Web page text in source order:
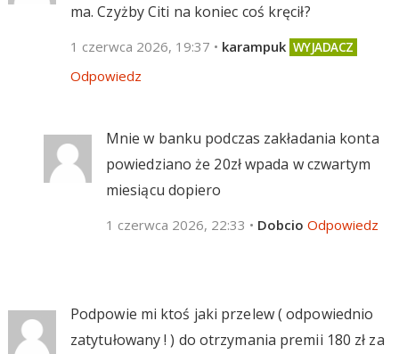
ma. Czyżby Citi na koniec coś kręcił?
1 czerwca 2026, 19:37 • karampuk
Odpowiedz
Mnie w banku podczas zakładania konta
powiedziano że 20zł wpada w czwartym
miesiącu dopiero
1 czerwca 2026, 22:33 • Dobcio Odpowiedz
Podpowie mi ktoś jaki przelew ( odpowiednio
zatytułowany ! ) do otrzymania premii 180 zł za